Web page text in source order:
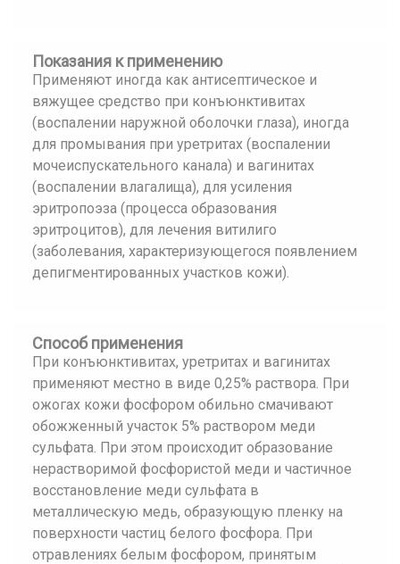
Показания к применению
Применяют иногда как антисептическое и
вяжущее средство при конъюнктивитах
(воспалении наружной оболочки глаза), иногда
для промывания при уретритах (воспалении
мочеиспускательного канала) и вагинитах
(воспалении влагалища), для усиления
эритропоэза (процесса образования
эритроцитов), для лечения витилиго
(заболевания, характеризующегося появлением
депигментированных участков кожи).
Способ применения
При конъюнктивитах, уретритах и вагинитах
применяют местно в виде 0,25% раствора. При
ожогах кожи фосфором обильно смачивают
обожженный участок 5% раствором меди
сульфата. При этом происходит образование
нерастворимой фосфористой меди и частичное
восстановление меди сульфата в
металлическую медь, образующую пленку на
поверхности частиц белого фосфора. При
отравлениях белым фосфором, принятым